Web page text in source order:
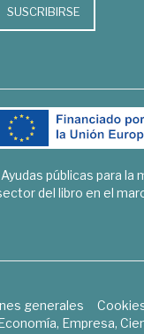
SUSCRIBIRSE
Ayudas públicas para la
del libro en el
generales
Empresa,